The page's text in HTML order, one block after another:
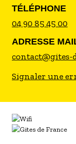
TÉLÉPHONE
04 90 85 45 00
ADRESSE
contact@gites-
Signaler une